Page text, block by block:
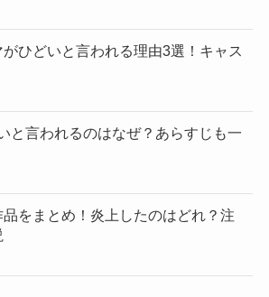
ひどいと言われる理由3選！キャス
と言われるのはなぜ？あらすじも一
をまとめ！炎上したのはどれ？注